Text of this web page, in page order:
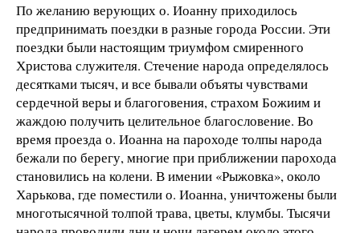
По желанию верующих о. Иоанну приходилось
предпринимать поездки в разные города России. Эти
поездки были настоящим триумфом смиренного
Христова служителя. Стечение народа определялось
десятками тысяч, и все бывали объяты чувствами
сердечной веры и благоговения, страхом Божиим и
жаждою получить целительное благословение. Во
время проезда о. Иоанна на пароходе толпы народа
бежали по берегу, многие при приближении парохода
становились на колени. В имении «Рыжовка», около
Харькова, где поместили о. Иоанна, уничтожены были
многотысячной толпой трава, цветы, клумбы. Тысячи